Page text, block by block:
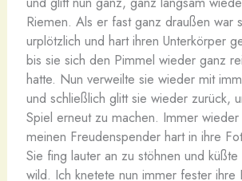
Riemen. Als er fast ganz draußen war
urplötzlich und hart ihren Unterkörper
bis sie sich den Pimmel wieder ganz
hatte. Nun verweilte sie wieder mit
und schließlich glitt sie wieder zurück,
Spiel erneut zu machen. Immer
meinen Freudenspender hart in ihre
Sie fing lauter an zu stöhnen und
wild. Ich knetete nun immer fester ihre